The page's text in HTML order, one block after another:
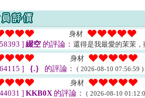
身材
]綴空 的評論： 還得是我最愛的茉茉
身材
] ｛.｝ 的評論： ( 2026-08-10 07:56:59 )
身材
]KKB0X的評論： ( 2026-08-10